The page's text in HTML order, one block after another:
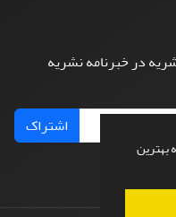
بهترین
در خبرنامه نشریه
اشتراک